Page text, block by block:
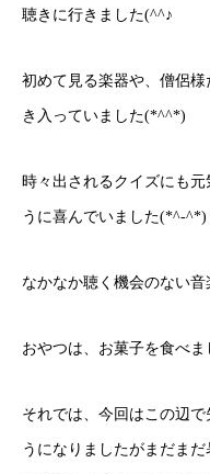
聴きに行きました(^^♪
初めて見る楽器や、僧侶
き入っていました(*^^*)
時々出されるクイズにも
うに喜んでいました(*^-^*)
なかなか聴く機会のない
おやつは、お菓子を食べま
それでは、今回はこの辺
うになりましたがまだま